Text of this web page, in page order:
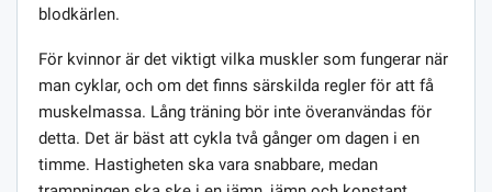
blodkärlen.
För kvinnor är det viktigt vilka muskler som fungerar när
man cyklar, och om det finns särskilda regler för att få
muskelmassa. Lång träning bör inte överanvändas för
detta. Det är bäst att cykla två gånger om dagen i en
timme. Hastigheten ska vara snabbare, medan